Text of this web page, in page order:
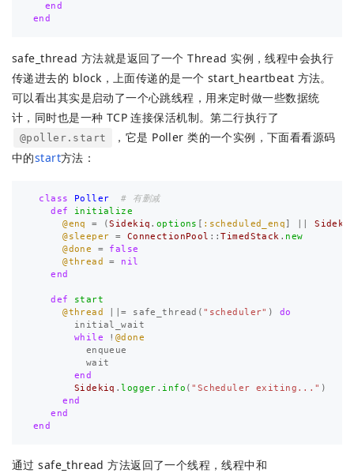
end
end
safe_thread 方法就是返回了一个 Thread 实例，线程中会执行
传递进去的 block，上面传递的是一个 start_heartbeat 方法。
可以看出其实是启动了一个心跳线程，用来定时做一些数据统
计，同时也是一种 TCP 连接保活机制。第二行执行了
@poller.start
，它是 Poller 类的一个实例，下面看看源码
中的start方法：
class Poller
# 有删减
def
initialize
@enq
= (Sidekiq . options [ :scheduled_enq ]
@sleeper
= ConnectionPool ::TimedStack . new
@done
=
false
@thread
=
nil
end
def
start
@thread
||= safe_thread ( "scheduler" )
do
initial_wait
while
! @done
enqueue
wait
end
Sidekiq .logger . info ( "Scheduler exiting..." )
end
end
end
通过 safe_thread 方法返回了一个线程，线程中和